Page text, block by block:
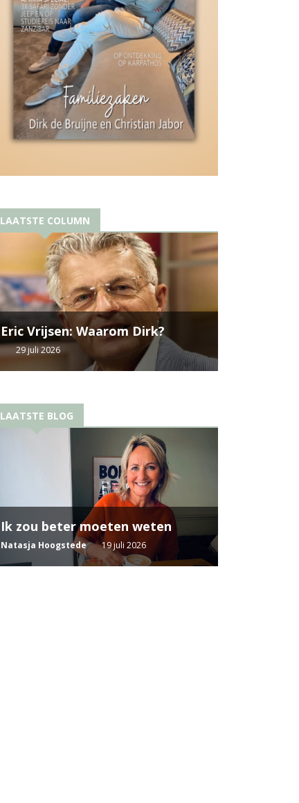
LAATSTE COLUMN
Eric Vrijsen: Waarom Dirk?
29 juli 2026
LAATSTE BLOG
Ik zou beter moeten weten
Natasja Hoogstede 19 juli 2026